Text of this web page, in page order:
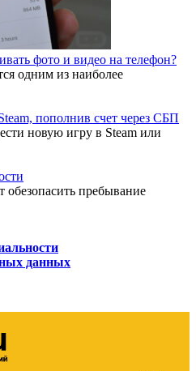
фото и видео на телефон?
одним из наиболее
пополнив счет через СБП
новую игру в Steam или
обезопасить пребывание
данных